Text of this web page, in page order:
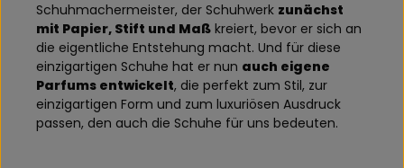
Schuhmachermeister, der Schuhwerk zunächst
mit Papier, Stift und Maß kreiert, bevor er sich an
die eigentliche Entstehung macht. Und für diese
einzigartigen Schuhe hat er nun auch eigene
Parfums entwickelt, die perfekt zum Stil, zur
einzigartigen Form und zum luxuriösen Ausdruck
passen, den auch die Schuhe für uns bedeuten.